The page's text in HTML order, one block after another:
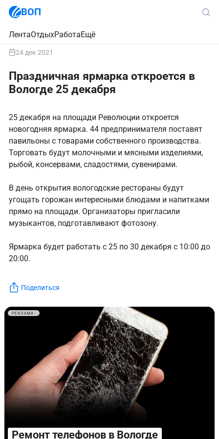
ВОП
ЛентаОтдыхРаботаЕщё
24 дек 2021
Праздничная ярмарка откроется в
Вологде 25 декабря
25 декабря на площади Революции откроется
новогодняя ярмарка. 44 предпринимателя поставят
павильоны с товарами собственного производства.
Торговать будут молочными и мясными изделиями,
рыбой, консервами, сладостями, сувенирами.
В день открытия вологодские рестораны будут
угощать горожан интересными блюдами и напитками
прямо на площади. Организаторы пригласили
музыкантов, подготавливают фотозону.
Ярмарка будет работать с 25 по 30 декабря с 10:00 до
20:00.
Поделиться
РЕКЛАМА
Ремонт телефонов в Вологде